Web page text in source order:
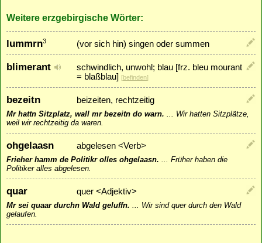
Weitere erzgebirgische Wörter:
lummrn3 (vor sich hin) singen oder summen
blimerant
schwindlich, unwohl; blau [frz. bleu mourant
= blaßblau]
[befinden]
bezeitn beizeiten, rechtzeitig
Mr hattn Sitzplatz, wall mr bezeitn do warn. ... Wir hatten Sitzplätze,
weil wir rechtzeitig da waren.
ohgelaasn abgelesen <Verb>
Frieher hamm de Politikr olles ohgelaasn. ... Früher haben die
Politiker alles abgelesen.
quar quer <Adjektiv>
Mr sei quaar durchn Wald geluffn. ... Wir sind quer durch den Wald
gelaufen.